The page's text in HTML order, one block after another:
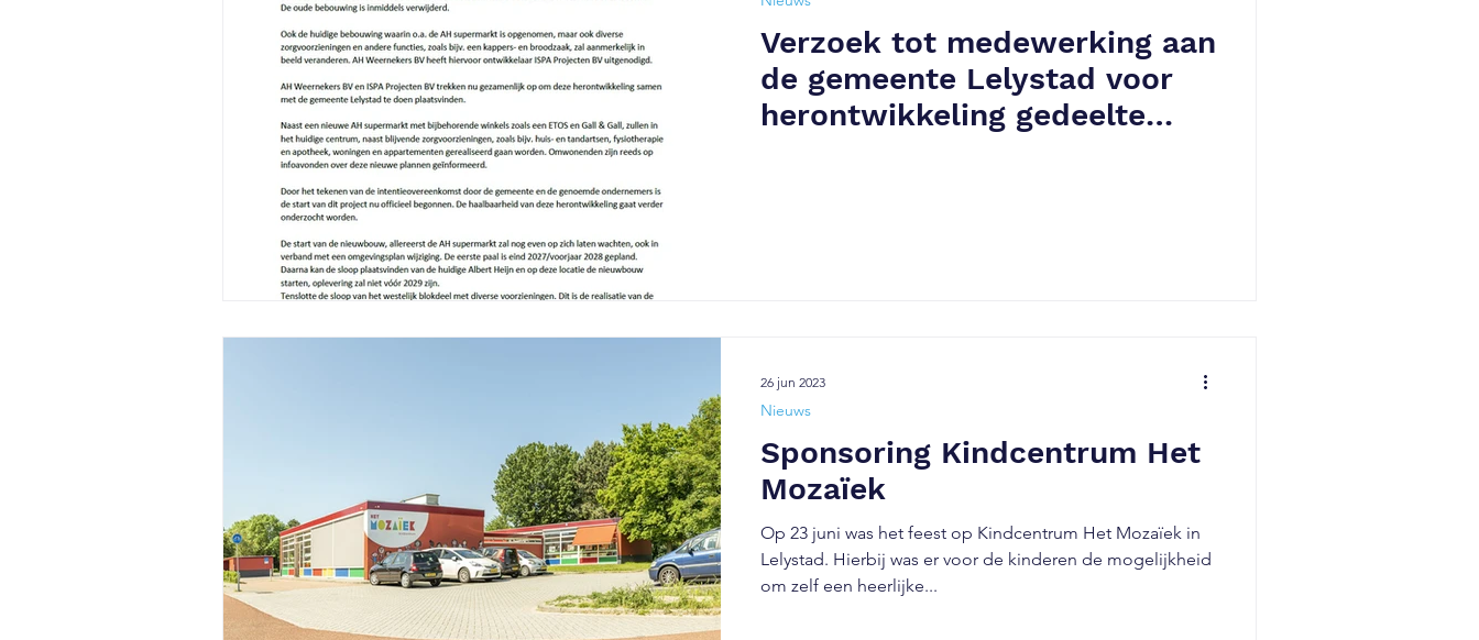
Verzoek tot medewerking aan
de gemeente Lelystad voor
herontwikkeling gedeelte
Sponsoring Kindcentrum Het
Mozaïek
Op 23 juni was het feest op Kindcentrum Het Mozaïek in
Lelystad. Hierbij was er voor de kinderen de mogelijkheid
om zelf een heerlijke...
Nieuws
26 jun 2023